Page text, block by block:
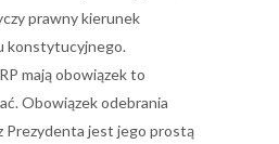
prawny kierunek
konstytucyjnego.
mają obowiązek to
Obowiązek odebrania
Prezydenta jest jego prostą